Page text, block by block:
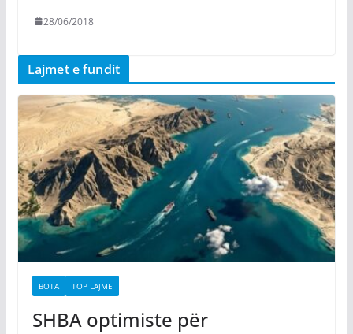
28/06/2018
Lajmet e fundit
BOTA TOP LAJME
SHBA optimiste për